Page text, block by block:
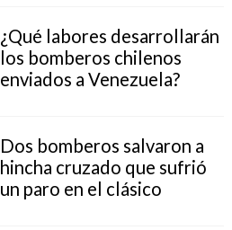
¿Qué labores desarrollarán
los bomberos chilenos
enviados a Venezuela?
Dos bomberos salvaron a
hincha cruzado que sufrió
un paro en el clásico